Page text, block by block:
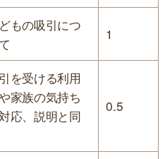
もの吸引につ
1
を受ける利用
家族の気持ち
応、説明と同
0.5